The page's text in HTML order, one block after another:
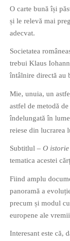
If you like movies,
book for you.
challenge of
own acrostics
famous movies by
very letters of
O carte bună își
și le relevă mai
adecvat.
Societatea
trebui Klaus
întâlnire directă au
Mie, unuia, un
astfel de metodă
îndelungată în
reiese din lucrarea
Subtitlul – O
tematica acestei
Fiind amplu
panoramă a
precum și modul
europene ale
Interesant este că,